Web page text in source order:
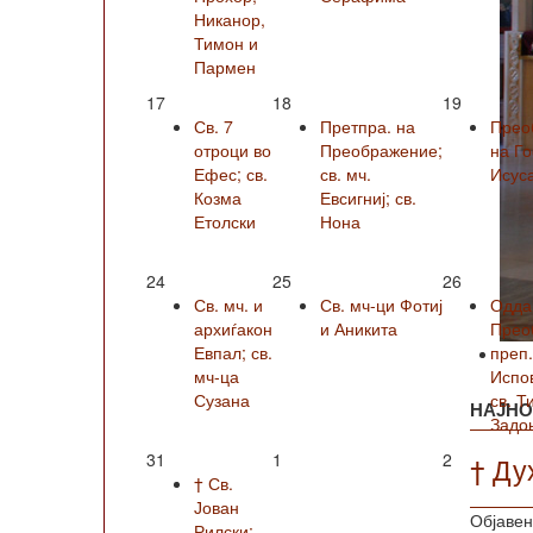
†
Никанор,
Тимон и
Пармен
17
Св. 7
отроци во
Ефес; св.
Козма
Етолски
18
Претпра. на
Преображение;
св. мч.
Евсигниј; св.
Нона
19
на
24
Св. мч. и
архиѓакон
Евпал; св.
мч-ца
Сузана
25
Св. мч-ци Фотиј
и Аникита
26
св.
31
† Св.
Јован
1 2